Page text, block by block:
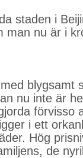
staden i
man nu är i
blygsamt
nu inte är
förvisso
i ett
Hög
de